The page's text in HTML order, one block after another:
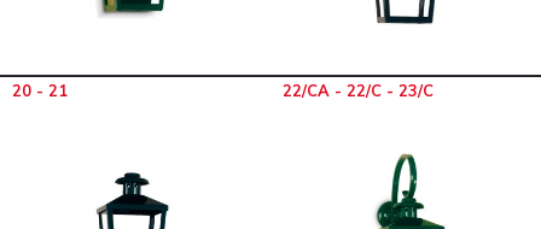
20 - 21 22/CA - 22/C - 23/C